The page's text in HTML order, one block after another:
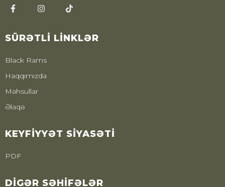
SÜRƏTLI LINKLƏR
Black Rams
Haqqımızda
Məhsullar
Əlaqə
KEYFIYYƏT SIYASƏTI
PDF
DIGƏR SƏHIFƏLƏR